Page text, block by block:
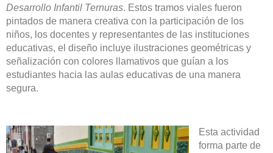
Desarrollo Infantil Ternuras. Estos tramos viales fueron
pintados de manera creativa con la participación de los
niños, los docentes y representantes de las instituciones
educativas, el diseño incluye ilustraciones geométricas y
señalización con colores llamativos que guían a los
estudiantes hacia las aulas educativas de una manera
segura.
Esta actividad
forma parte de